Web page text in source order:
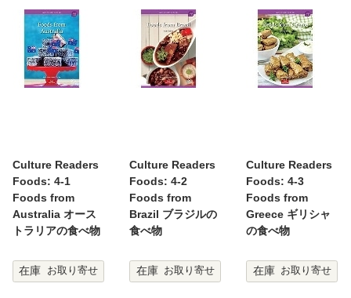
Culture Readers
Foods: 4-1
Foods from
Australia オース
トラリアの食べ物
在庫 お取り寄せ
Culture Readers
Foods: 4-2
Foods from
Brazil ブラジルの
食べ物
在庫 お取り寄せ
Culture Readers
Foods: 4-3
Foods from
Greece ギリシャ
の食べ物
在庫 お取り寄せ